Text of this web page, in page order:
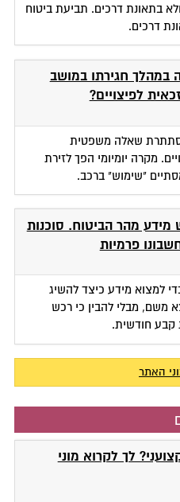
בתאונת דרכים. תביעת ביטוח
דרכים.
במהלך חגירתו במושב
לפיצויים?
מסתתרת שאלה משפטית
מקרה יומיומי הפך לזירת
"שימוש" ברכב.
מידע מהר הביטוח. סוכנות
פרמיות
למצוא מידע כיצד להשיג
משם, מבלי להבין כי רכש
קבע חודשית.
האתר
לך לקרוא מוני